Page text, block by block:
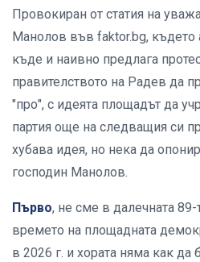
Провокиран от статия на
Манолов във faktor.bg, където
къде и наивно предлага
правителството на Радев да
"про", с идеята площадът да
партия още на следващия си
хубава идея, но нека да
господин Манолов.
Първо, не сме в далечната
времето на площадната
в 2026 г. и хората няма как да